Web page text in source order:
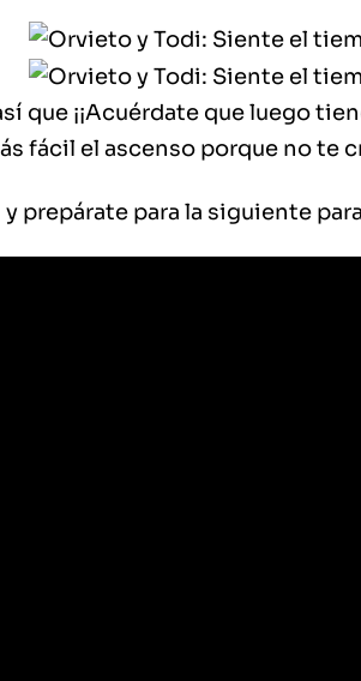
que ¡¡Acuérdate que luego
fácil el ascenso porque no te
y prepárate para la siguiente